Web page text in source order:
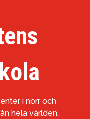
i norr och
hela världen.